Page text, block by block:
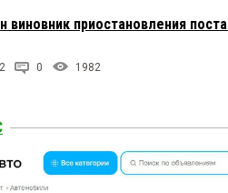
виновник приостановления
0 1982